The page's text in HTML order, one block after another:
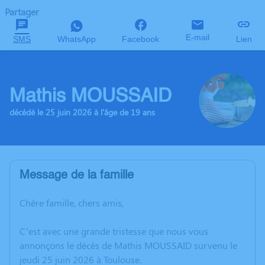
Partager
SMS WhatsApp Facebook E-mail Lien
Mathis MOUSSAID
décédé le 25 juin 2026 à l'âge de 19 ans
Message de la famille
Chère famille, chers amis,
C’est avec une grande tristesse que nous vous
annonçons le décès de Mathis MOUSSAID survenu le
jeudi 25 juin 2026 à Toulouse.